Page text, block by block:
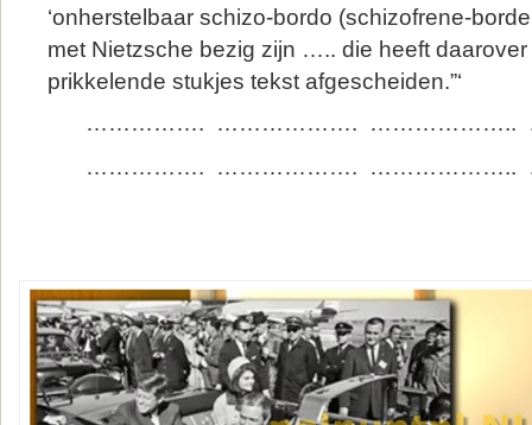
‘onherstelbaar schizo-bordo (schizofrene-
met Nietzsche bezig zijn ….. die heeft
prikkelende stukjes tekst afgescheiden.”‘
……………. ………………. ………………..
……………. ………………. ………………..